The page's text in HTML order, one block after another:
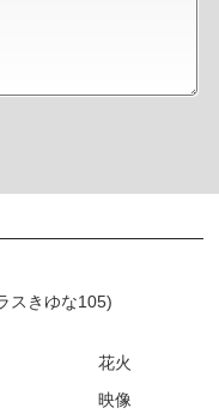
スきゆな105)
花火
映像